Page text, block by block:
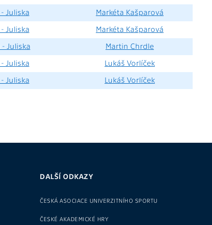
Juliska
Markéta Kašparová
Juliska
Markéta Kašparová
Juliska
Martin Chrdle
Juliska
Lukáš Vorlíček
Juliska Lukáš Vorlíček
DALŠÍ ODKAZY
ČESKÁ ASOCIACE UNIVERZITNÍHO SPORTU
ČESKÉ AKADEMICKÉ HRY